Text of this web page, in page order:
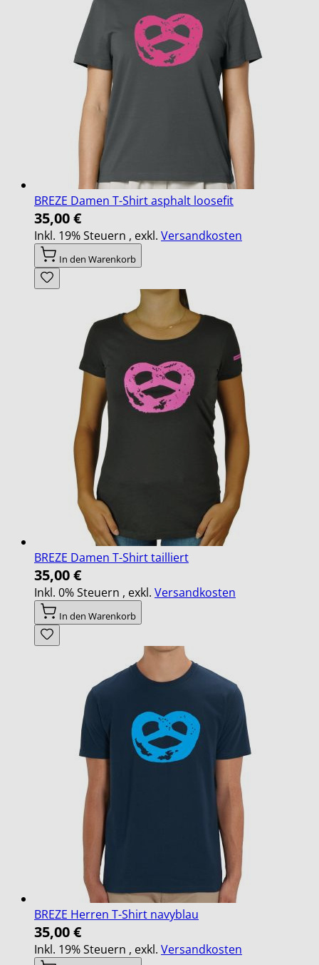
BREZE Damen T-Shirt asphalt loosefit
35,00 €
Inkl. 19% Steuern , exkl. Versandkosten
In den Warenkorb
BREZE Damen T-Shirt tailliert
35,00 €
Inkl. 0% Steuern , exkl. Versandkosten
In den Warenkorb
BREZE Herren T-Shirt navyblau
35,00 €
Inkl. 19% Steuern , exkl. Versandkosten